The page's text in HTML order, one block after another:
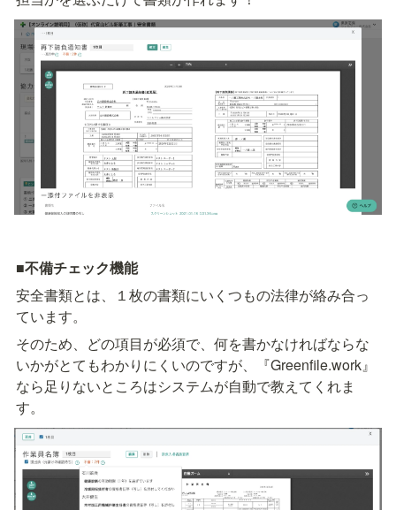
■不備チェック機能
安全書類とは、１枚の書類にいくつもの法律が絡み合っ
ています。
そのため、どの項目が必須で、何を書かなければならな
いかがとてもわかりにくいのですが、『Greenfile.work』
なら足りないところはシステムが自動で教えてくれま
す。